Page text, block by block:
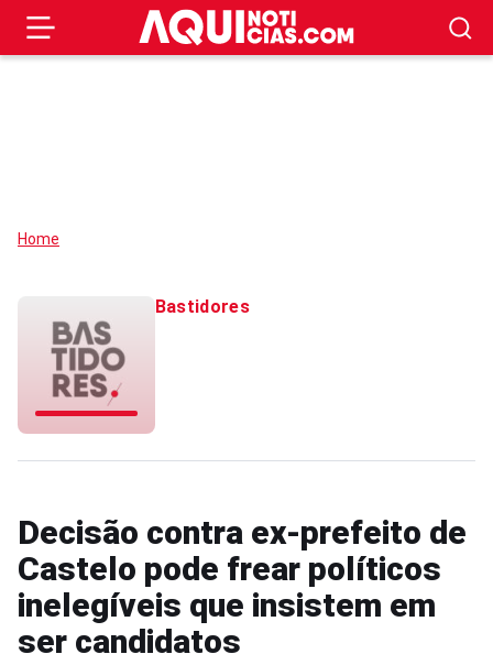
Home
Bastidores
Decisão contra ex-prefeito de
Castelo pode frear políticos
inelegíveis que insistem em
ser candidatos